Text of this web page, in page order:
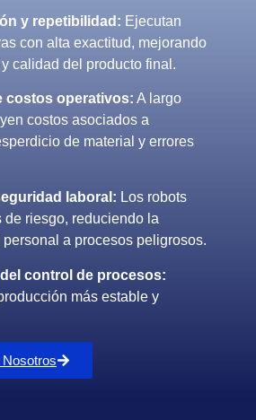
y repetibilidad: Ejecutan
con alta exactitud, mejorando
calidad del producto final.
costos operativos: A largo
costos asociados a
de material y errores
laboral: Los robots
de riesgo, reduciendo la
a procesos peligrosos.
control de procesos:
más estable y